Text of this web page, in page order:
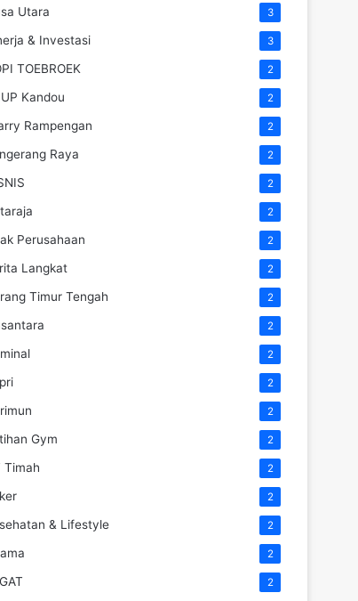
Utara 3
& Investasi 3
TOEBROEK 2
Kandou 2
Rampengan 2
Raya 2
2
2
Perusahaan 2
Langkat 2
Timur Tengah 2
2
2
2
2
Gym 2
Timah 2
2
& Lifestyle 2
2
2